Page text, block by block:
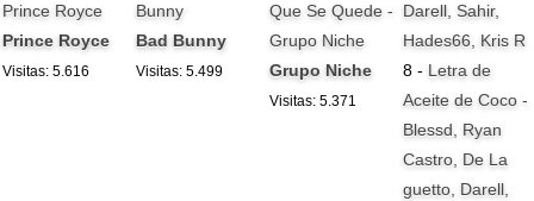
Prince Royce
Prince Royce
Visitas: 5.616
Bunny
Bad Bunny
Visitas: 5.499
Que Se Quede -
Grupo Niche
Grupo Niche
Visitas: 5.371
8 - Letra de
Aceite de Coco -
Blessd, Ryan
Castro, De La
guetto, Darell,